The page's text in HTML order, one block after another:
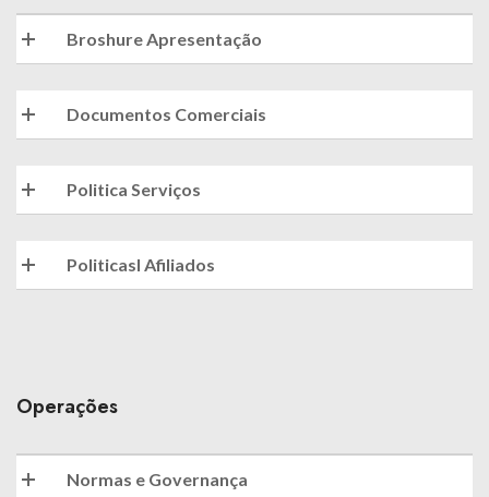
Broshure Apresentação
Documentos Comerciais
Politica Serviços
Politicasl Afiliados
Operações
Normas e Governança